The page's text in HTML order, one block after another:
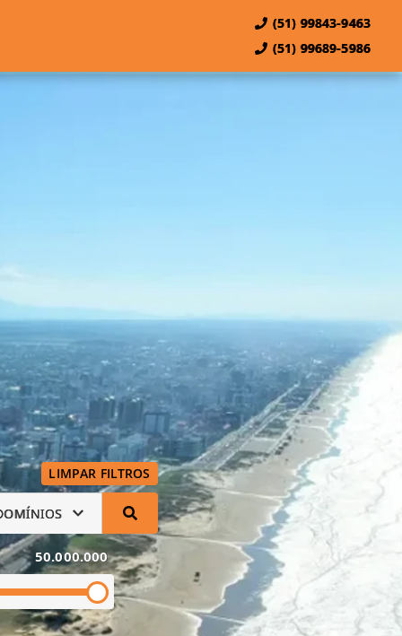
(51) 99843-9463
(51) 99689-5986
LIMPAR FILTROS
50.000.000